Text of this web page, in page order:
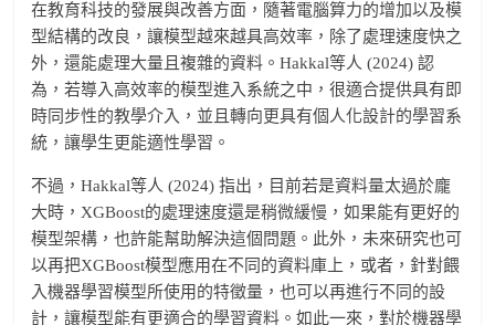
在教育科技的發展與改善方面，隨著電腦算力的增加以及模
型結構的改良，讓模型越來越具高效率，除了處理速度快之
外，還能處理大量且複雜的資料。Hakkal等人 (2024) 認
為，若導入高效率的模型進入系統之中，很適合提供具有即
時同步性的教學介入，並且轉向更具有個人化設計的學習系
統，讓學生更能適性學習。
不過，Hakkal等人 (2024) 指出，目前若是資料量太過於龐
大時，XGBoost的處理速度還是稍微緩慢，如果能有更好的
模型架構，也許能幫助解決這個問題。此外，未來研究也可
以再把XGBoost模型應用在不同的資料庫上，或者，針對餵
入機器學習模型所使用的特徵量，也可以再進行不同的設
計，讓模型能有更適合的學習資料。如此一來，對於機器學